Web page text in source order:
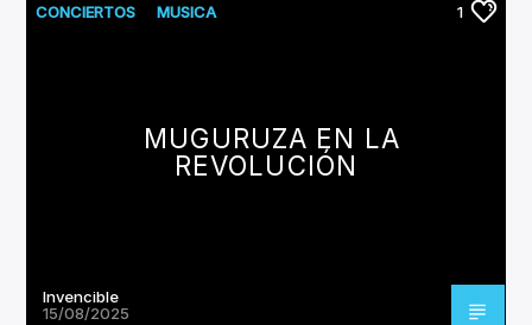
CONCIERTOS MUSICA 1
MUGURUZA EN LA
REVOLUCIÓN
Invencible
15/08/2025